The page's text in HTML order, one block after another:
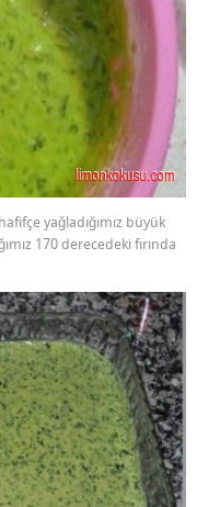
yağladığımız büyük
170 derecedeki fırında